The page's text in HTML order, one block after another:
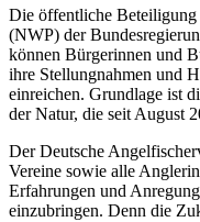
Die öffentliche Beteiligung
(NWP) der
können Bürgerinnen und
ihre Stellungnahmen und
einreichen. Grundlage ist
der Natur, die seit August
Der Deutsche
Vereine sowie alle
Erfahrungen und
einzubringen. Denn die